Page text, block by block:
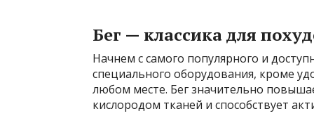
Бег — классика для
Начнем с самого популярного и
специального оборудования, кроме
любом месте. Бег значительно
кислородом тканей и способствует